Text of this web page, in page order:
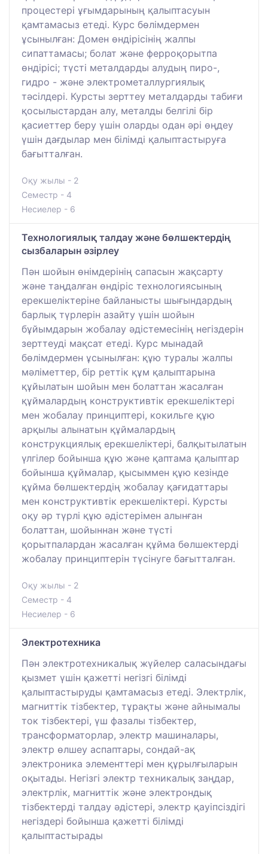
процестері ұғымдарының қалыптасуын
қамтамасыз етеді. Курс бөлімдермен
ұсынылған: Домен өндірісінің жалпы
сипаттамасы; болат және ферроқорытпа
өндірісі; түсті металдарды алудың пиро-,
гидро - және электрометаллургиялық
тәсілдері. Курсты зерттеу металдарды табиғи
қосылыстардан алу, металды белгілі бір
қасиеттер беру үшін оларды одан әрі өңдеу
үшін дағдылар мен білімді қалыптастыруға
бағытталған.
Оқу жылы - 2
Семестр - 4
Несиелер - 6
Технологиялық талдау және бөлшектердің
сызбаларын әзірлеу
Пән шойын өнімдерінің сапасын жақсарту
және таңдалған өндіріс технологиясының
ерекшеліктеріне байланысты шығындардың
барлық түрлерін азайту үшін шойын
бұйымдарын жобалау әдістемесінің негіздерін
зерттеуді мақсат етеді. Курс мынадай
бөлімдермен ұсынылған: құю туралы жалпы
мәліметтер, бір реттік құм қалыптарына
құйылатын шойын мен болаттан жасалған
құймалардың конструктивтік ерекшеліктері
мен жобалау принциптері, кокильге құю
арқылы алынатын құймалардың
конструкциялық ерекшеліктері, балқытылатын
үлгілер бойынша құю және қаптама қалыптар
бойынша құймалар, қысыммен құю кезінде
құйма бөлшектердің жобалау қағидаттары
мен конструктивтік ерекшеліктері. Курсты
оқу әр түрлі құю әдістерімен алынған
болаттан, шойыннан және түсті
қорытпалардан жасалған құйма бөлшектерді
жобалау принциптерін түсінуге бағытталған.
Оқу жылы - 2
Семестр - 4
Несиелер - 6
Электротехника
Пән электротехникалық жүйелер саласындағы
қызмет үшін қажетті негізгі білімді
қалыптастыруды қамтамасыз етеді. Электрлік,
магниттік тізбектер, тұрақты және айнымалы
ток тізбектері, үш фазалы тізбектер,
трансформаторлар, электр машиналары,
электр өлшеу аспаптары, сондай-ақ
электроника элементтері мен құрылғыларын
оқытады. Негізгі электр техникалық заңдар,
электрлік, магниттік және электрондық
тізбектерді талдау әдістері, электр қауіпсіздігі
негіздері бойынша қажетті білімді
қалыптастырады